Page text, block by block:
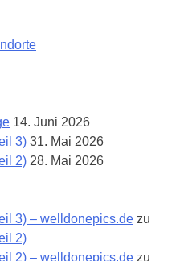
14. Juni 2026
3) 31. Mai 2026
2) 28. Mai 2026
3) – welldonepics.de zu
2)
2) – welldonepics.de zu